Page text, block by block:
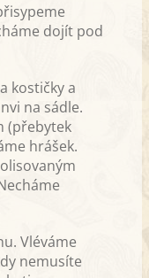
dojít pod
kostičky a
na sádle.
(přebytek
hrášek.
Vléváme
nemusíte